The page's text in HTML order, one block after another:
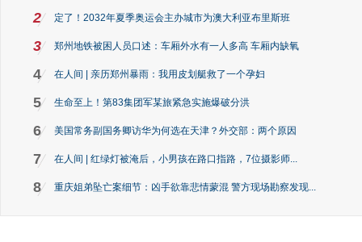
2 定了！2032年夏季奥运会主办城市为澳大利亚布里斯班
3 郑州地铁被困人员口述：车厢外水有一人多高 车厢内缺氧
4 在人间 | 亲历郑州暴雨：我用皮划艇救了一个孕妇
5 生命至上！第83集团军某旅紧急实施爆破分洪
6 美国常务副国务卿访华为何选在天津？外交部：两个原因
7 在人间 | 红绿灯被淹后，小男孩在路口指路，7位摄影师...
8 重庆姐弟坠亡案细节：凶手欲靠悲情蒙混 警方现场勘察发现...